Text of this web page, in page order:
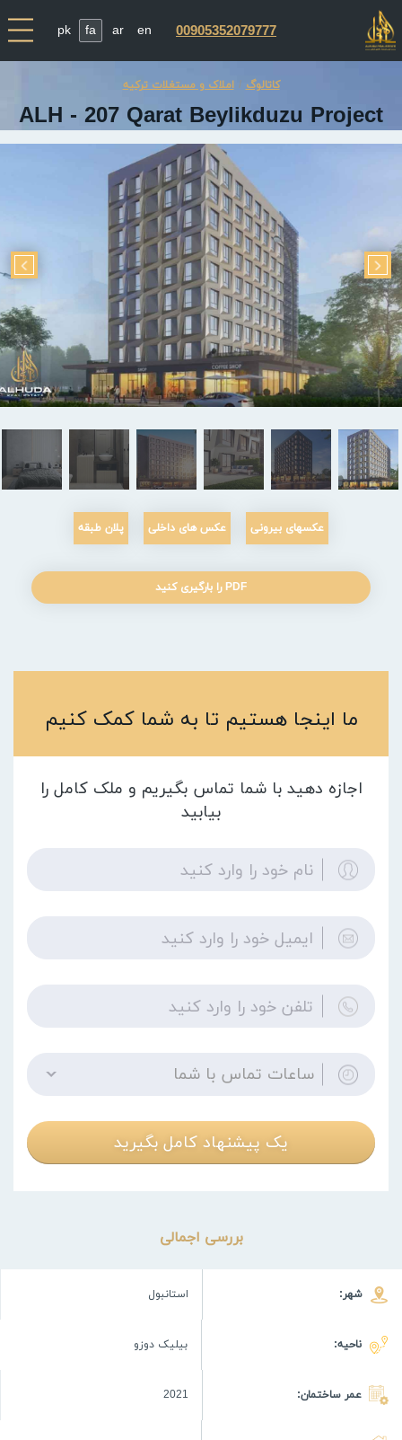
00905352079777
en
ar
fa
pk
کاتالوگ املاک و مستغلات ترکیه
ALH - 207 Qarat Beylikduzu Project
عکسهای بیرونی عکس های داخلی پلان طبقه
PDF را بارگیری کنید
ما اینجا هستیم تا به شما کمک کنیم
اجازه دهید با شما تماس بگیریم و ملک کامل را
بیابید
ساعات تماس با شما
یک پیشنهاد کامل بگیرید
بررسی اجمالی
شهر: استانبول
ناحیه: بیلیک دوزو
عمر ساختمان: 2021